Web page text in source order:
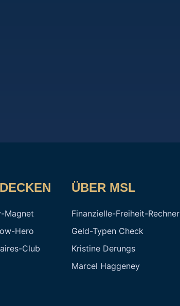
Magnet
Hero
Club
ÜBER MSL
Finanzielle-Freiheit-Rechner
Geld-Typen Check
Kristine Derungs
Marcel Haggeney